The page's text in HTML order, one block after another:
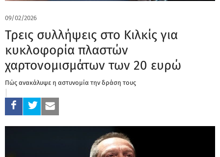
09/02/2026
Τρεις συλλήψεις στο Κιλκίς για
κυκλοφορία πλαστών
χαρτονομισμάτων των 20 ευρώ
Πώς ανακάλυψε η αστυνομία την δράση τους